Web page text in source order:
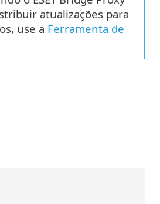
atualizações para
use a Ferramenta de